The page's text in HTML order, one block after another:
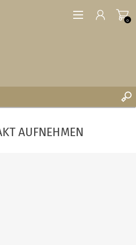
0
AUFNEHMEN